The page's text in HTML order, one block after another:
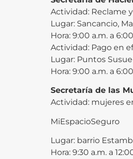
Actividad: Reclame
Lugar: Sancancio,
Hora: 9:00 a.m. a
Actividad: Pago en
Lugar: Puntos
Hora: 9:00 a.m. a
Secretaría de las
Actividad: mujeres
MiEspacioSeguro
Lugar: barrio
Hora: 9:30 a.m. a